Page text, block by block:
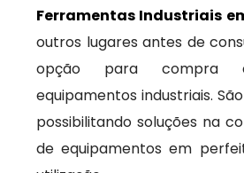
Ferramentas Industriais
outros lugares antes de
opção para compra
equipamentos industriais.
possibilitando soluções na
de equipamentos em